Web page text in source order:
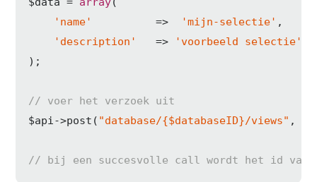
'name'
          =>
'mijn-selectie' ,
'description'
   =>
'voorbeeld selectie'
);
// voer het verzoek uit
$api->post( "database/{$databaseID}/views" ,
// bij een succesvolle call wordt het id van